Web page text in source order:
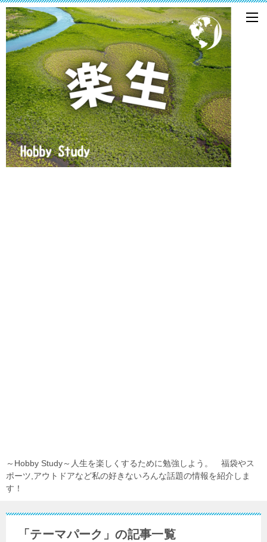
～Hobby Study～人生を楽しくするために勉強しよう。 福袋やス
ポーツ,アウトドアなど私の好きないろんな話題の情報を紹介しま
す！
「テーマパーク」の記事一覧